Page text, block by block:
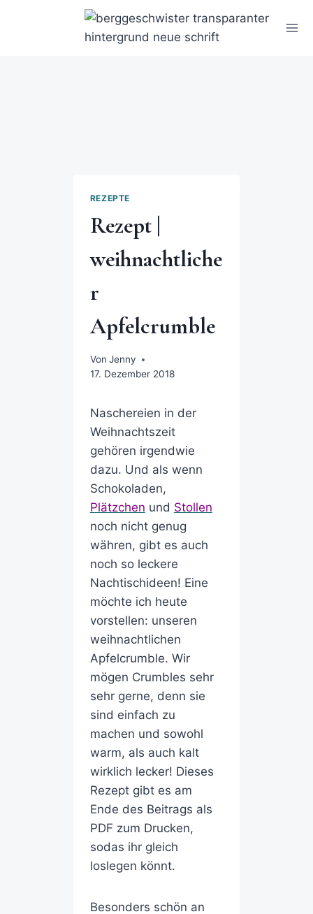
REZEPTE
Rezept |
weihnachtliche
r
Apfelcrumble
Von Jenny
17. Dezember 2018
Naschereien in der
Weihnachtszeit
gehören irgendwie
dazu. Und als wenn
Schokoladen,
Plätzchen und Stollen
noch nicht genug
währen, gibt es auch
noch so leckere
Nachtischideen! Eine
möchte ich heute
vorstellen: unseren
weihnachtlichen
Apfelcrumble. Wir
mögen Crumbles sehr
sehr gerne, denn sie
sind einfach zu
machen und sowohl
warm, als auch kalt
wirklich lecker! Dieses
Rezept gibt es am
Ende des Beitrags als
PDF zum Drucken,
sodas ihr gleich
loslegen könnt.
Besonders schön an